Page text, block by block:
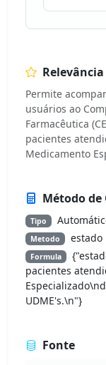
Relevância
Permite
usuários ao
Farmacêutica
pacientes
Medicamento
Método de
Tipo
Metodo estado
Formula
pacientes
UDME's.\n"}
Fonte